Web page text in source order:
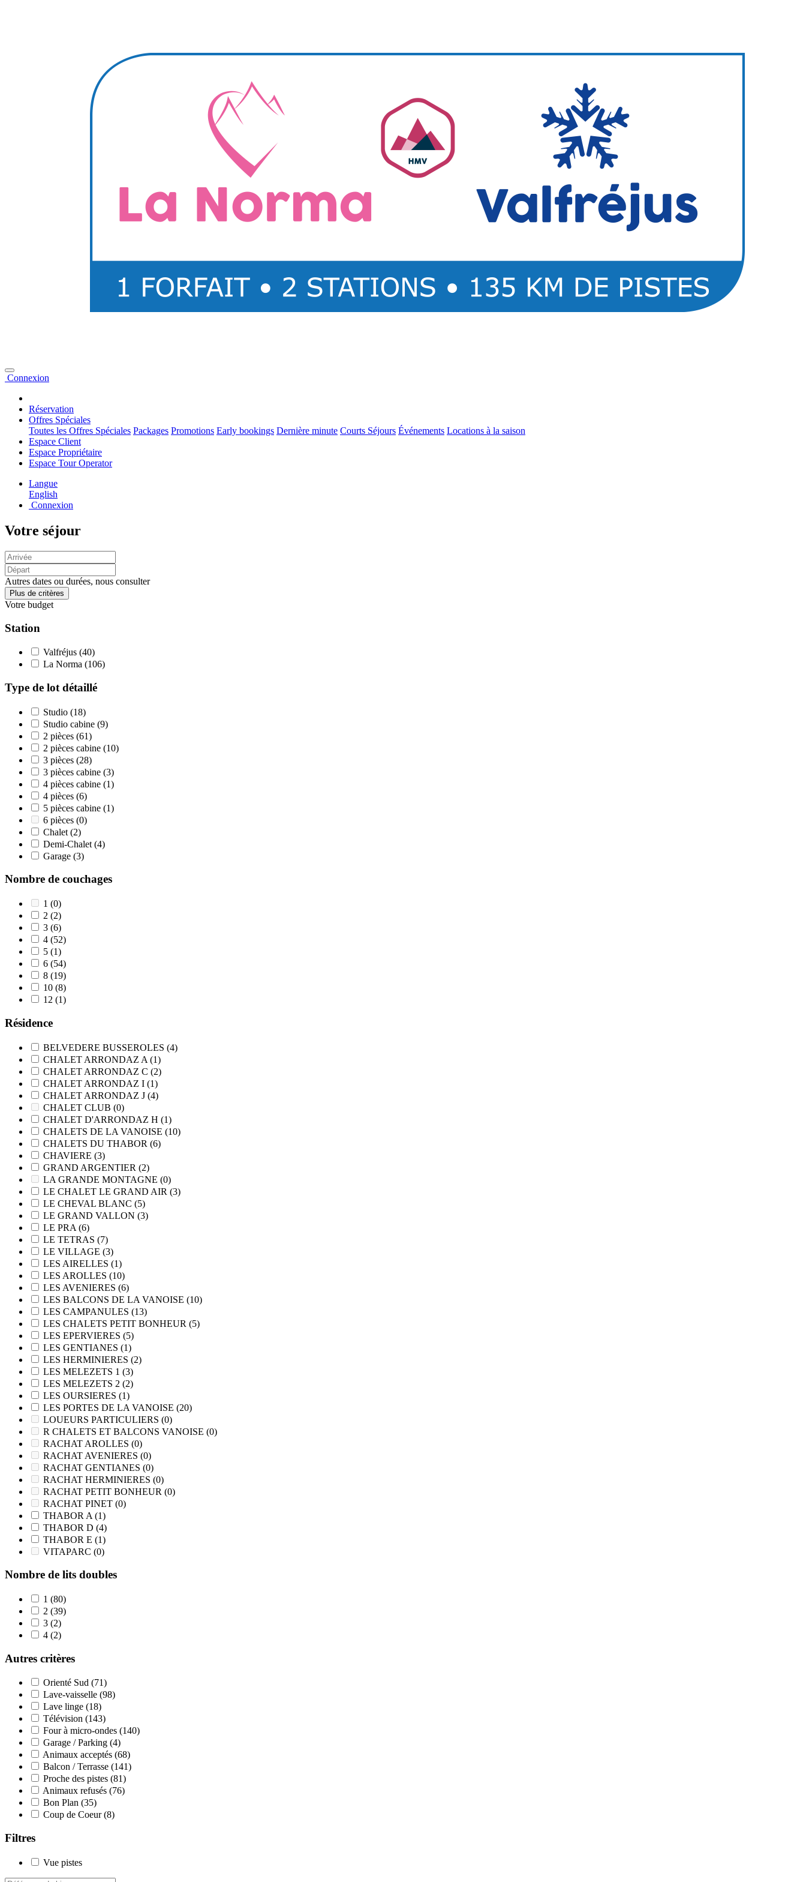
Connexion
Réservation
Offres Spéciales
Toutes les Offres Spéciales Packages Promotions Early bookings Dernière minute Courts Séjours Événements Locations à la saison
Espace Client
Espace Propriétaire
Espace Tour Operator
Langue
English
Connexion
Votre séjour
Autres dates ou durées, nous consulter
Plus de critères
Votre budget
Station
Valfréjus (40)
La Norma (106)
Type de lot détaillé
Studio (18)
Studio cabine (9)
2 pièces (61)
2 pièces cabine (10)
3 pièces (28)
3 pièces cabine (3)
4 pièces cabine (1)
4 pièces (6)
5 pièces cabine (1)
6 pièces (0)
Chalet (2)
Demi-Chalet (4)
Garage (3)
Nombre de couchages
1 (0)
2 (2)
3 (6)
4 (52)
5 (1)
6 (54)
8 (19)
10 (8)
12 (1)
Résidence
BELVEDERE BUSSEROLES (4)
CHALET ARRONDAZ A (1)
CHALET ARRONDAZ C (2)
CHALET ARRONDAZ I (1)
CHALET ARRONDAZ J (4)
CHALET CLUB (0)
CHALET D'ARRONDAZ H (1)
CHALETS DE LA VANOISE (10)
CHALETS DU THABOR (6)
CHAVIERE (3)
GRAND ARGENTIER (2)
LA GRANDE MONTAGNE (0)
LE CHALET LE GRAND AIR (3)
LE CHEVAL BLANC (5)
LE GRAND VALLON (3)
LE PRA (6)
LE TETRAS (7)
LE VILLAGE (3)
LES AIRELLES (1)
LES AROLLES (10)
LES AVENIERES (6)
LES BALCONS DE LA VANOISE (10)
LES CAMPANULES (13)
LES CHALETS PETIT BONHEUR (5)
LES EPERVIERES (5)
LES GENTIANES (1)
LES HERMINIERES (2)
LES MELEZETS 1 (3)
LES MELEZETS 2 (2)
LES OURSIERES (1)
LES PORTES DE LA VANOISE (20)
LOUEURS PARTICULIERS (0)
R CHALETS ET BALCONS VANOISE (0)
RACHAT AROLLES (0)
RACHAT AVENIERES (0)
RACHAT GENTIANES (0)
RACHAT HERMINIERES (0)
RACHAT PETIT BONHEUR (0)
RACHAT PINET (0)
THABOR A (1)
THABOR D (4)
THABOR E (1)
VITAPARC (0)
Nombre de lits doubles
1 (80)
2 (39)
3 (2)
4 (2)
Autres critères
Orienté Sud (71)
Lave-vaisselle (98)
Lave linge (18)
Télévision (143)
Four à micro-ondes (140)
Garage / Parking (4)
Animaux acceptés (68)
Balcon / Terrasse (141)
Proche des pistes (81)
Animaux refusés (76)
Bon Plan (35)
Coup de Coeur(8)
Filtres
Vue pistes